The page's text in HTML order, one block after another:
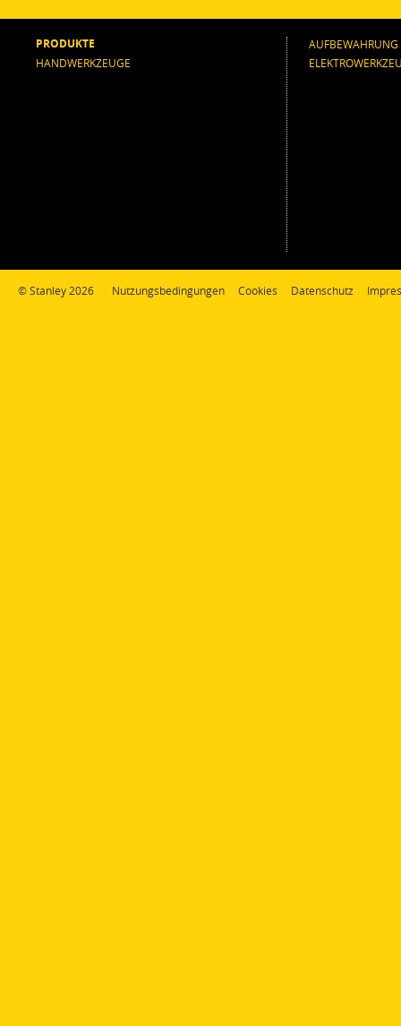
PRODUKTE
HANDWERKZEUGE
AUFBEWAHRUNG
© Stanley 2026 Nutzungsbedingungen Cookies Datenschutz